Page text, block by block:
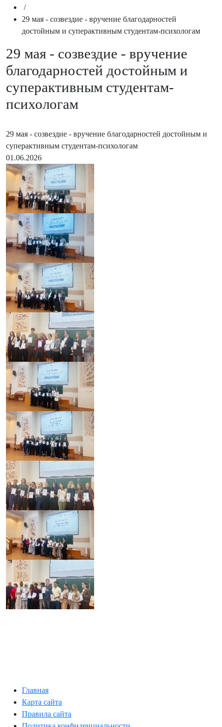
/
29 мая - созвездие - вручение благодарностей
достойным и суперактивным студентам-психологам
29 мая - созвездие - вручение
благодарностей достойным и
суперактивным студентам-
психологам
29 мая - созвездие - вручение благодарностей достойным и
суперактивным студентам-психологам
01.06.2026
Главная
Карта сайта
Правила сайта